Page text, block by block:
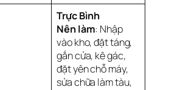
Trực Bình
Nên làm: Nhập
vào kho, đặt táng,
gắn cửa, kê gác,
đặt yên chỗ máy,
sửa chữa làm tàu,